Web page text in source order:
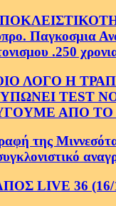
Παγκοσμια
.250
ΛΟΓΟ Η
TEST
ΑΠΟ ΤΟ
της
LIVE 36 (16/